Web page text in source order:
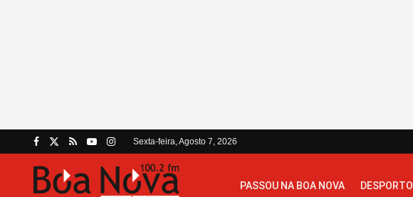
Sexta-feira, Agosto 7, 2026
PASSOU NA BOA NOVA DESPORTO